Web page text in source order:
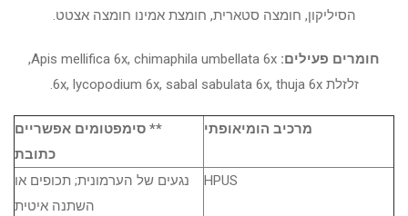
הסיליקון, חומצה סטארית, חומצת אמינו חומצה אצטט.
חומרים פעילים:
Apis mellifica 6x, chimaphila umbellata 6x,
זלזלת 6x, lycopodium 6x, sabal sabulata 6x, thuja 6x.
מרכיב הומיאופתי
** סימפטומים אפשריים
כתובת
HPUS
נגעים של הערמונית; תכופים או
השתנה איטית